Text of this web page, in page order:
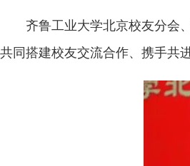
齐鲁工业大学北京校友分会
共同搭建校友交流合作、携手共